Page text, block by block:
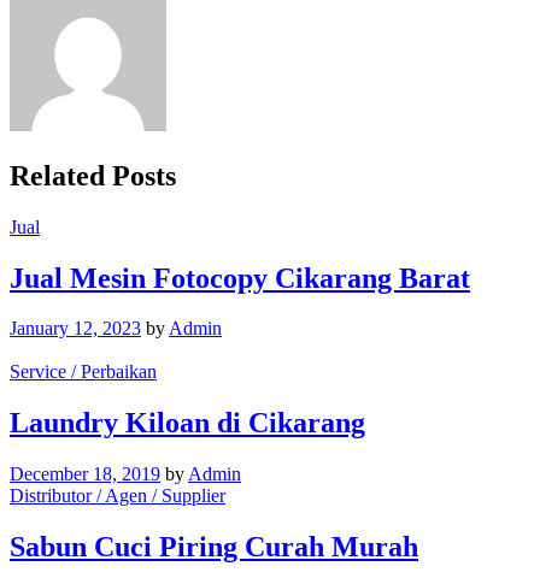
Related Posts
Jual
Jual Mesin Fotocopy Cikarang Barat
January 12, 2023 byAdmin
Service / Perbaikan
Laundry Kiloan di Cikarang
December 18, 2019 by Admin
Distributor / Agen / Supplier
Sabun Cuci Piring Curah Murah